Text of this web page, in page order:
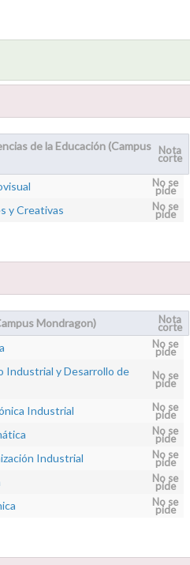
de la Educación (Campus
Nota
corte
No se
pide
y Creativas No se
pide
Mondragon) Nota
corte
No se
pide
Industrial y Desarrollo de
No se
pide
Industrial No se
pide
No se
pide
Industrial No se
pide
No se
pide
No se
pide